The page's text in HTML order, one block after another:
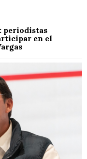
periodistas
en el